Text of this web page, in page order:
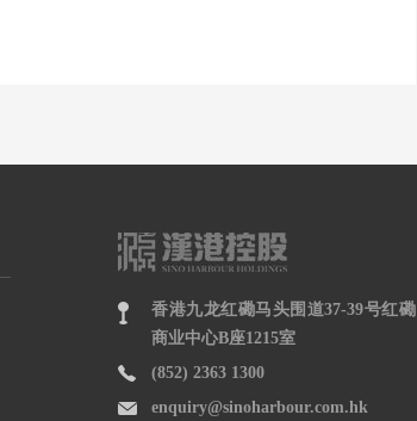
香港九龙红磡马头围道37-39号红磡
商业中心B座1215室
(852) 2363 1300
enquiry@sinoharbour.com.hk